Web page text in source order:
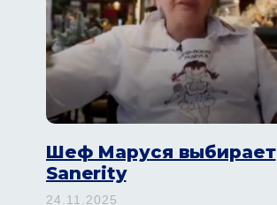
Шеф Маруся выбирает
Sanerity
24.11.2025